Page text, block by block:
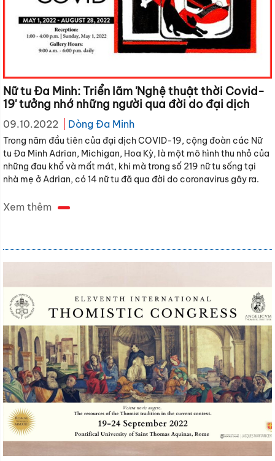
Nữ tu Đa Minh: Triển lãm 'Nghệ thuật thời Covid-
19' tưởng nhớ những người qua đời do đại dịch
09.10.2022 Dòng Đa Minh
Trong năm đầu tiên của đại dịch COVID-19, cộng đoàn các Nữ
tu Đa Minh Adrian, Michigan, Hoa Kỳ, là một mô hình thu nhỏ của
những đau khổ và mất mát, khi mà trong số 219 nữ tu sống tại
nhà mẹ ở Adrian, có 14 nữ tu đã qua đời do coronavirus gây ra.
Xem thêm